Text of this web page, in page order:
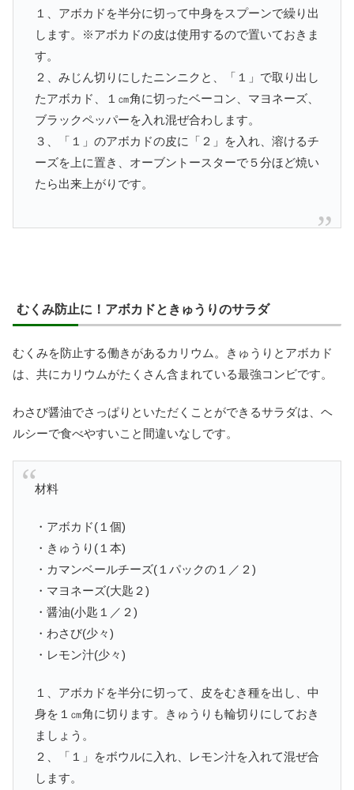
１、アボカドを半分に切って中身をスプーンで繰り出
します。※アボカドの皮は使用するので置いておきま
す。
２、みじん切りにしたニンニクと、「１」で取り出し
たアボカド、１㎝角に切ったベーコン、マヨネーズ、
ブラックペッパーを入れ混ぜ合わします。
３、「１」のアボカドの皮に「２」を入れ、溶けるチ
ーズを上に置き、オーブントースターで５分ほど焼い
たら出来上がりです。
むくみ防止に！アボカドときゅうりのサラダ
むくみを防止する働きがあるカリウム。きゅうりとアボカド
は、共にカリウムがたくさん含まれている最強コンビです。
わさび醤油でさっぱりといただくことができるサラダは、ヘ
ルシーで食べやすいこと間違いなしです。
材料
・アボカド(１個)
・きゅうり(１本)
・カマンベールチーズ(１パックの１／２)
・マヨネーズ(大匙２)
・醤油(小匙１／２)
・わさび(少々)
・レモン汁(少々)
１、アボカドを半分に切って、皮をむき種を出し、中
身を１㎝角に切ります。きゅうりも輪切りにしておき
ましょう。
２、「１」をボウルに入れ、レモン汁を入れて混ぜ合
します。